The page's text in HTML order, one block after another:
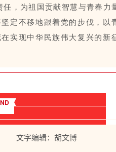
任，为祖国贡献智慧与青春力
定不移地跟着党的步伐，以
实现中华民族伟大复兴的新
文字编辑：胡文博